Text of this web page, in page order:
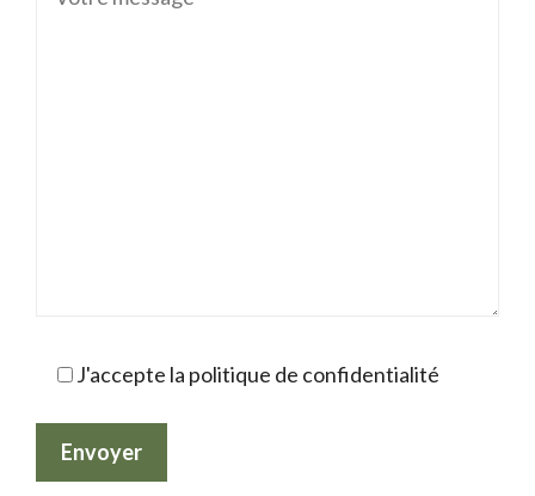
J'accepte la politique de confidentialité